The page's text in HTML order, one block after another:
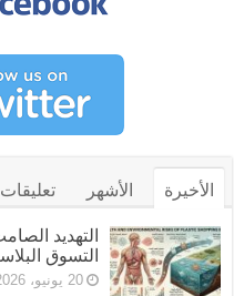
الأخيرة الأشهر تعليقات
التهديد
التسوق
20 يونيو، 2026